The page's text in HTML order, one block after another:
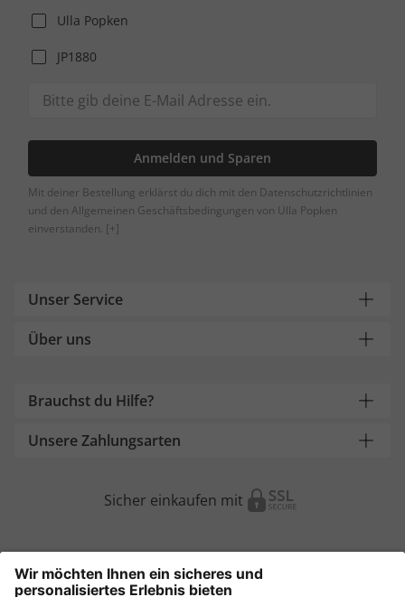
Ulla Popken
JP1880
Anmelden und Sparen
Mit deiner Bestellung erklärst du dich mit den Datenschutzrichtlinien
und den Allgemeinen Geschäftsbedingungen von Ulla Popken
einverstanden. [+]
Unser Service
Über uns
Brauchst du Hilfe?
Unsere Zahlungsarten
Sicher einkaufen mit
Weitere Onlineshops